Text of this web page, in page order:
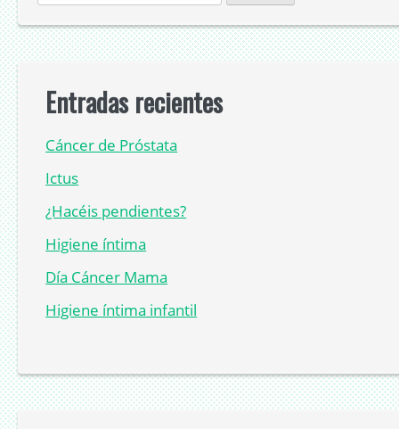
Entradas recientes
Cáncer de Próstata
Ictus
¿Hacéis pendientes?
Higiene íntima
Día Cáncer Mama
Higiene íntima infantil